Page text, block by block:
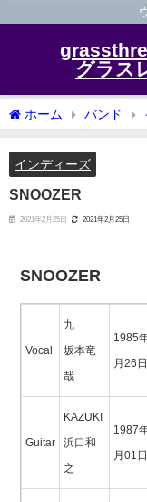
グラス
ホーム バンド
インディーズ
SNOOZER
2021年2月25日 2021年2月25日
SNOOZER
Vocal
九
坂本竜
哉
1985
月26日
Guitar
KAZUKI
浜口和
之
1987
月01